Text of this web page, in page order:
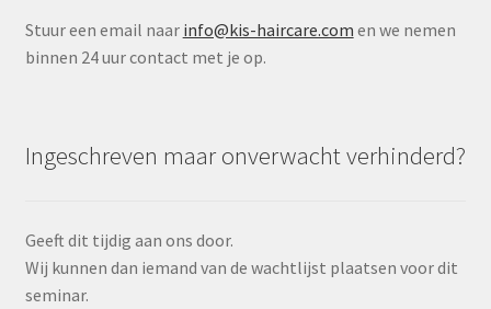
Stuur een email naar info@kis-haircare.com en we nemen
binnen 24 uur contact met je op.
Ingeschreven maar onverwacht verhinderd?
Geeft dit tijdig aan ons door.
Wij kunnen dan iemand van de wachtlijst plaatsen voor dit
seminar.